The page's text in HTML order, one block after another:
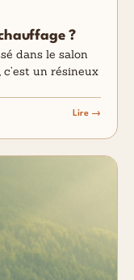
?
dans le salon
un résineux
Lire →